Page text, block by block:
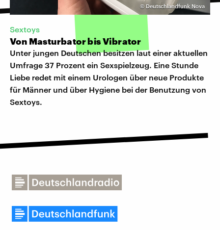
© Deutschlandfunk Nova
Sextoys
Von Masturbator bis Vibrator
Unter jungen Deutschen besitzen laut einer aktuellen
Umfrage 37 Prozent ein Sexspielzeug. Eine Stunde
Liebe redet mit einem Urologen über neue Produkte
für Männer und über Hygiene bei der Benutzung von
Sextoys.